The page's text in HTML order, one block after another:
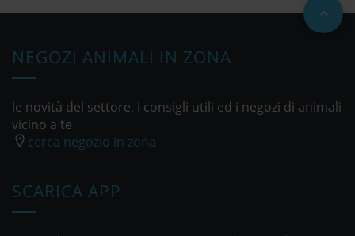
NEGOZI ANIMALI IN ZONA
le novità del settore, i consigli utili ed i negozi di animali
vicino a te
cerca negozio in zona
SCARICA APP